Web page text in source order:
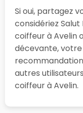
Si oui, partagez
considériez
coiffeur à Avelin
décevante,
autres
coiffeur à Avelin.